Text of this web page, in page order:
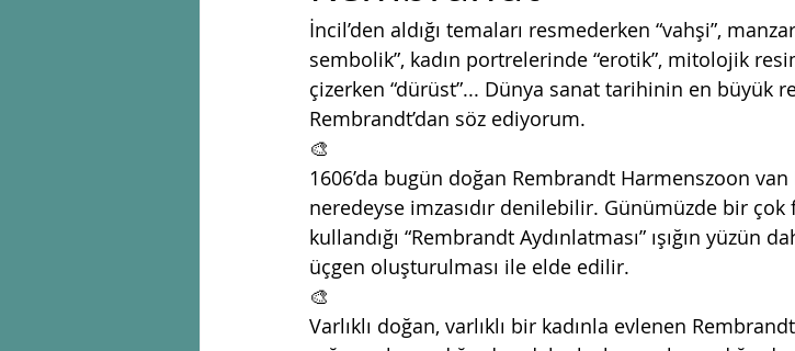
İncil’den aldığı temaları resmederken “vahşi”,
sembolik”, kadın portrelerinde “erotik”, mitolojik
çizerken “dürüst”... Dünya sanat tarihinin en büyük
Rembrandt’dan söz ediyorum.
🎨
1606’da bugün doğan Rembrandt Harmenszoon van
neredeyse imzasıdır denilebilir. Günümüzde bir
kullandığı “Rembrandt Aydınlatması” ışığın yüzün
üçgen oluşturulması ile elde edilir.
🎨
Varlıklı doğan, varlıklı bir kadınla evlenen